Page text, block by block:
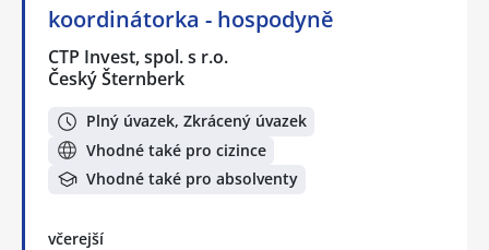
koordinátorka - hospodyně
CTP Invest, spol. s r.o.
Český Šternberk
Plný úvazek, Zkrácený úvazek
Vhodné také pro cizince
Vhodné také pro absolventy
včerejší